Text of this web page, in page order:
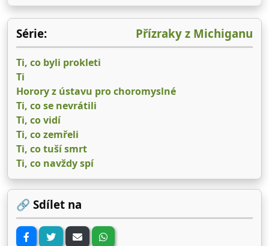
Série: Přízraky z Michiganu
Ti, co byli prokleti
Ti
Horory z ústavu pro choromyslné
Ti, co se nevrátili
Ti, co vidí
Ti, co zemřeli
Ti, co tuší smrt
Ti, co navždy spí
🔗 Sdílet na